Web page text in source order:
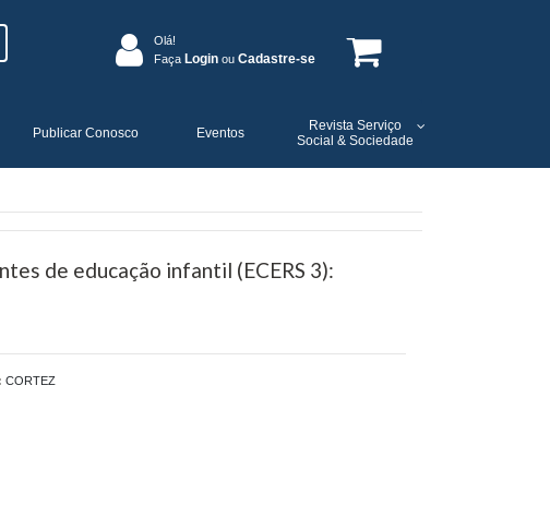
Olá!
Faça Login ou Cadastre-se
Publicar Conosco Eventos
Revista Serviço
Social & Sociedade
de educação infantil (ECERS 3):
CORTEZ